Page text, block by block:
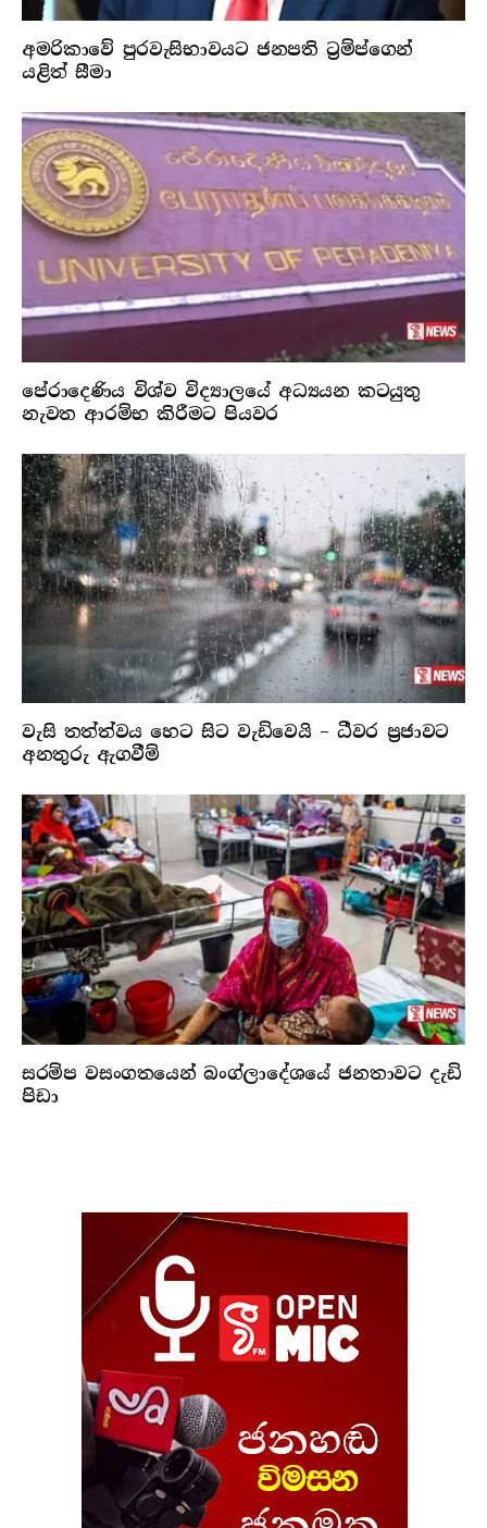
අමරිකාවේ පුරවැසිභාවයට ජනපති ට්‍රම්ප්ගෙන්
යළිත් සීමා
පේරාදෙණිය විශ්ව විද්‍යාලයේ අධ්‍යයන කටයුතු
නැවත ආරම්භ කිරීමට පියවර
වැසි තත්ත්වය හෙට සිට වැඩිවෙයි – ධීවර ප්‍රජාවට
අනතුරු ඇගවීම්
සරම්ප වසංගතයෙන් බංග්ලාදේශයේ ජනතාවට දැඩි
පිඩා